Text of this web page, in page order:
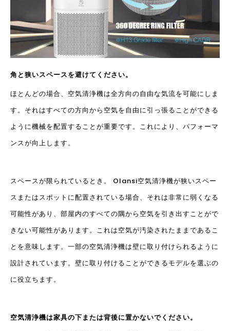
角と狭いスペースを避けてください。
ほとんどの場合、空気清浄機は全方向の自由な気流を可能にしま
す。それはすべての方向から空気を自由に引っ張ることができる
ように機械を配置することが重要です。これにより、パフォーマ
ンスが向上します。
スペースが限られているとき。 Olansi空気清浄機が狭いスペー
スまたはスポットに配置されている場合、それは非常に弱くなる
可能性があり、部屋内のすべての隅から空気を引き出すことがで
きない可能性があります。これは空気が汚染されたままであるこ
とを意味します。一部の空気清浄機は壁に取り付けられるように
設計されています。壁に取り付けることができるモデルを選ぶの
に役立ちます。
空気清浄機は家具の下または背後に置かないでください。